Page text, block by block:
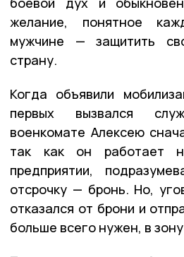
желание, понятное
мужчине — защитить
страну.
Когда объявили
первых вызвался
военкомате Алексею
так как он работает
предприятии,
отсрочку — бронь. Но,
отказался от брони и
больше всего нужен, в